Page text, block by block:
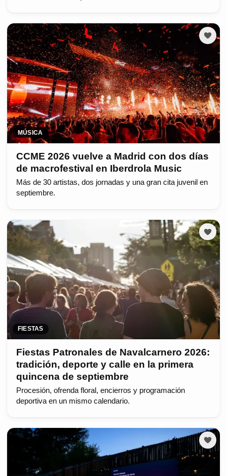
MÚSICA
CCME 2026 vuelve a Madrid con dos días
de macrofestival en Iberdrola Music
Más de 30 artistas, dos jornadas y una gran cita juvenil en
septiembre.
FIESTAS
Fiestas Patronales de Navalcarnero 2026:
tradición, deporte y calle en la primera
quincena de septiembre
Procesión, ofrenda floral, encierros y programación
deportiva en un mismo calendario.